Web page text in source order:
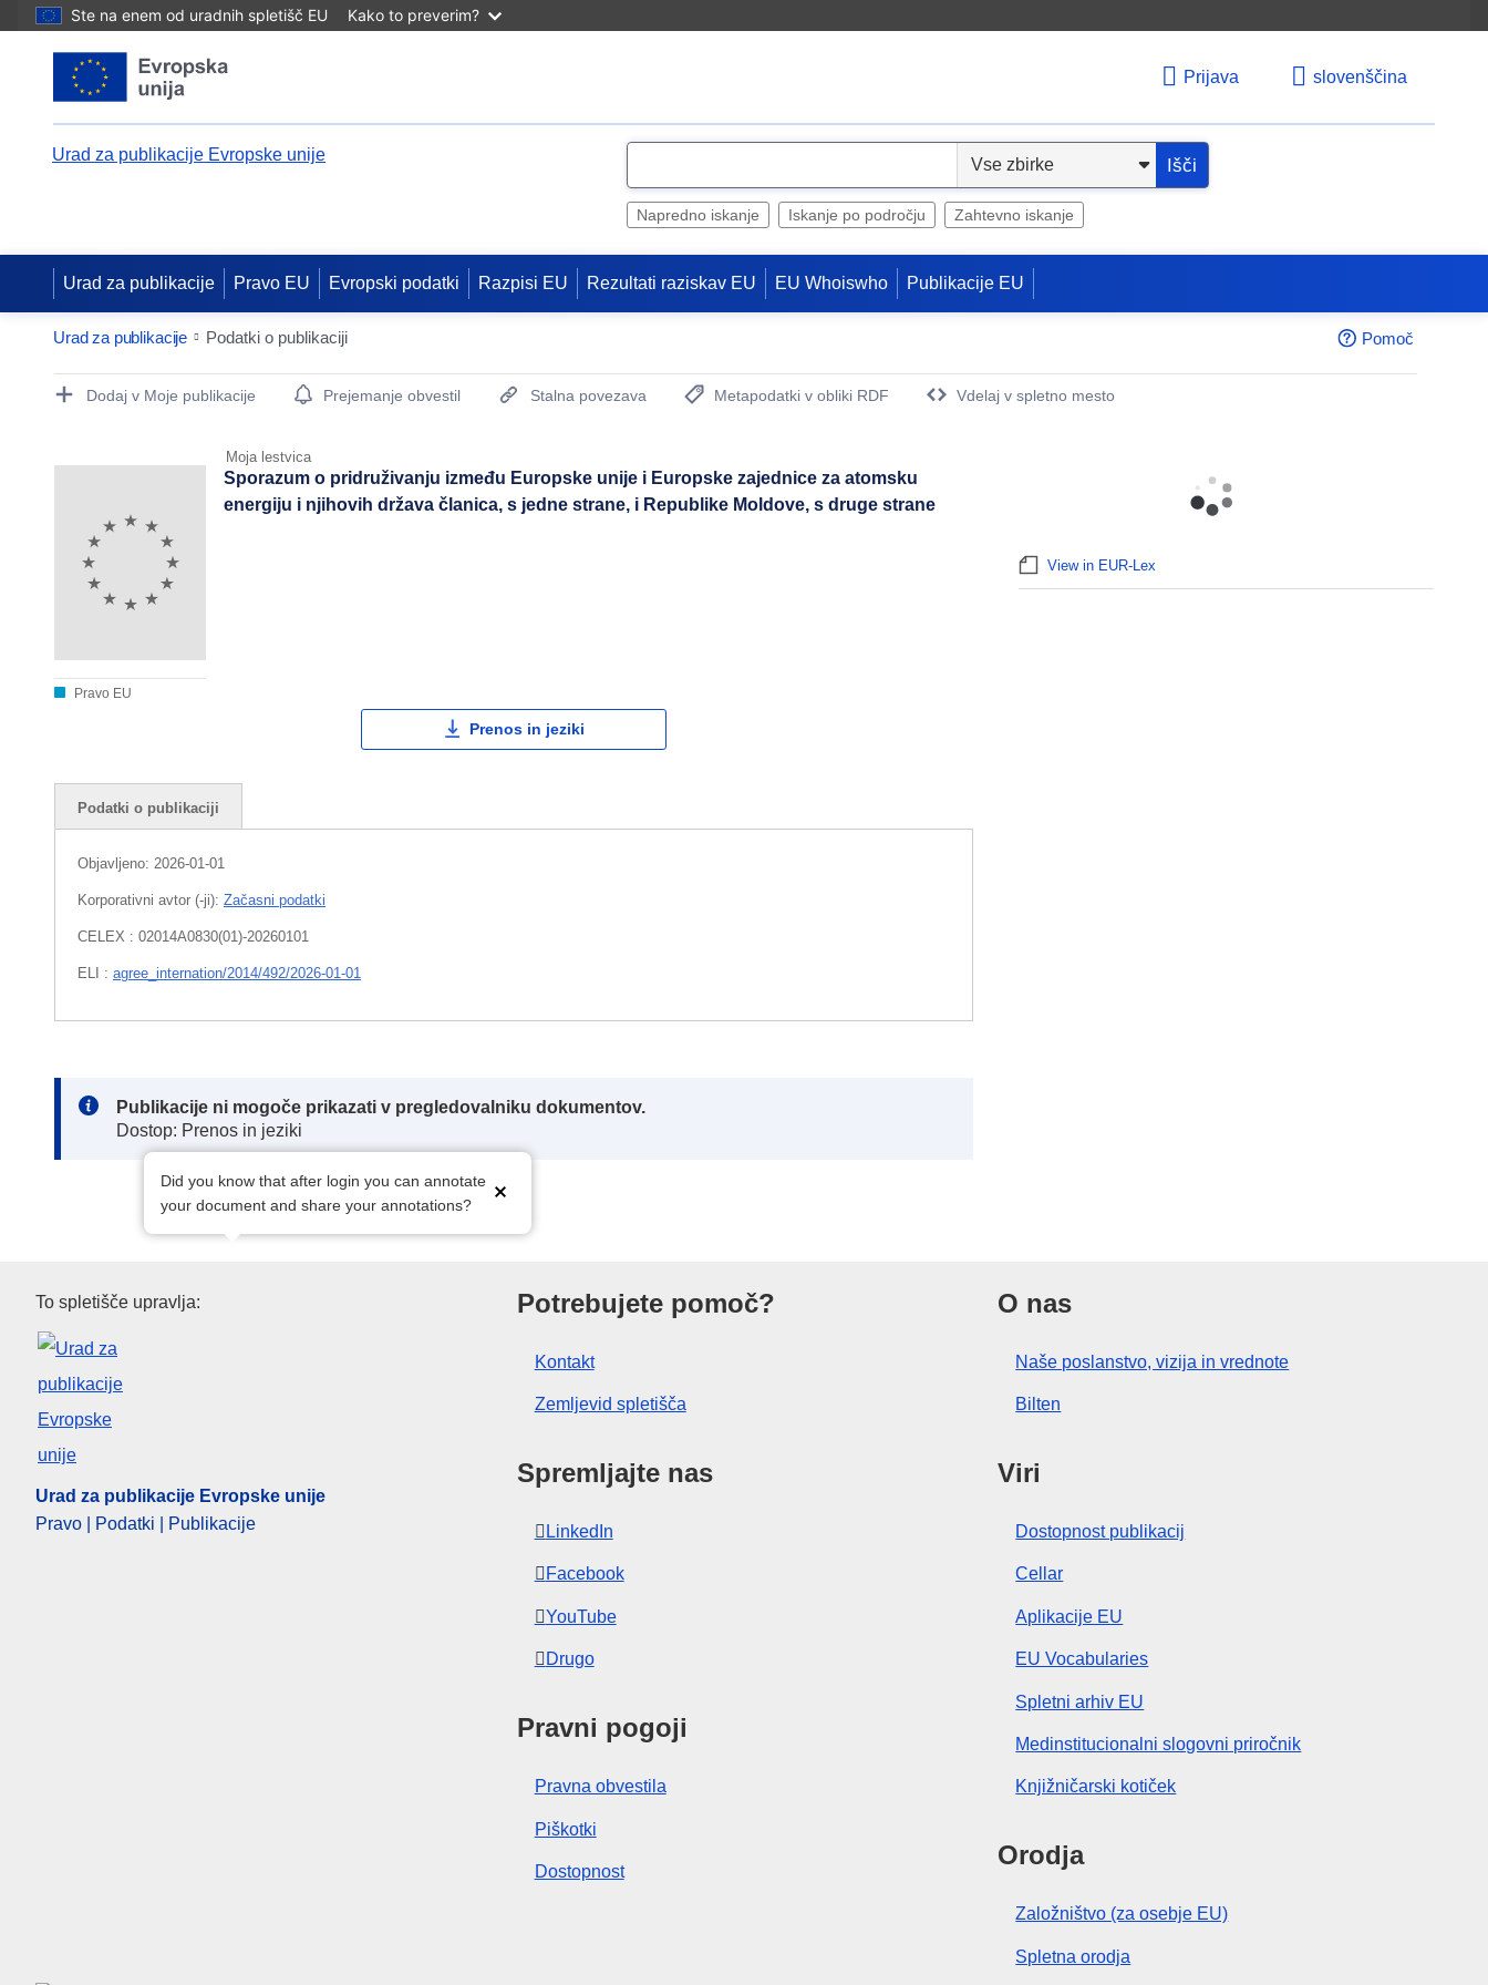
Ste na enem od uradnih spletišč EU Kako to preverim?
Prijava slovenščina
Urad za publikacije Evropske unije
e
Išči
Napredno iskanje Iskanje po področju Zahtevno iskanje
Urad za publikacije Pravo EU Evropski podatki Razpisi EU Rezultati raziskav EU EU Whoiswho Publikacije EU
Urad za publikacije Podatki o publikaciji Pomoč
Publication Detail Actions Portlet
Dodaj v Moje publikacije Prejemanje obvestil Stalna povezava
Metapodatki v obliki RDF
Vdelaj v spletno mesto
Moja lestvica
Pravo EU
Sporazum o pridruživanju između Europske unije i Europske zajednice za atomsku
energiju i njihovih država članica, s jedne strane, i Republike Moldove, s druge strane
Prenos in jeziki
Podatki o publikaciji
Objavljeno: 2026-01-01
Korporativni avtor (-ji): Začasni podatki
CELEX : 02014A0830(01)-20260101
ELI : agree_internation/2014/492/2026-01-01
Note:
Publikacije ni mogoče prikazati v pregledovalniku dokumentov.
Dostop: Prenos in jeziki
Did you know that after login you can annotate
your document and share your annotations?
View in EUR-Lex
Urad za publikacije Evropske unije
To spletišče upravlja:
Urad za publikacije Evropske unije
Pravo | Podatki | Publikacije
Potrebujete pomoč?
Kontakt
Zemljevid spletišča
Spremljajte nas
LinkedIn
Facebook
YouTube
Drugo
Pravni pogoji
Pravna obvestila
Piškotki
Dostopnost
O nas
Naše poslanstvo, vizija in vrednote
Bilten
Viri
Dostopnost publikacij
Cellar
Aplikacije EU
EU Vocabularies
Spletni arhiv EU
Medinstitucionalni slogovni priročnik
Knjižničarski kotiček
Orodja
Založništvo (za osebje EU)
Spletna orodja